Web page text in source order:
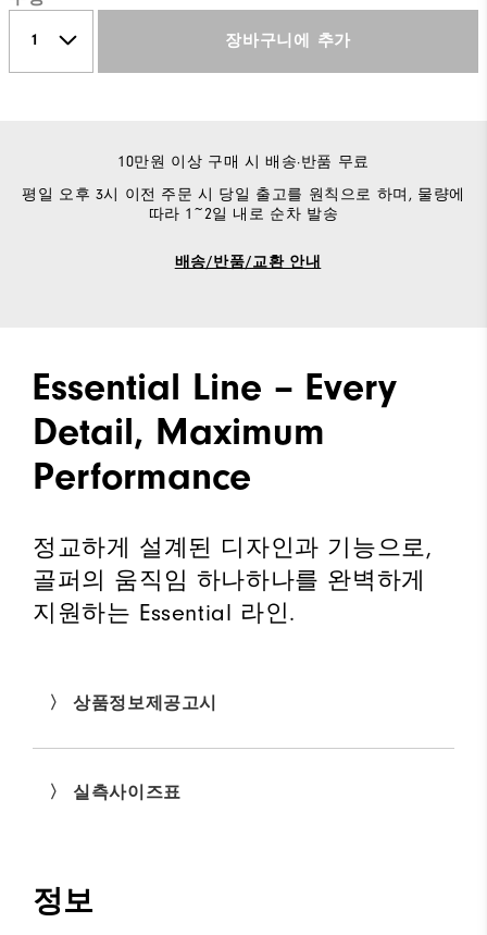
장바구니에 추가
10만원 이상 구매 시 배송·반품 무료
평일 오후 3시 이전 주문 시 당일 출고를 원칙으로 하며, 물량에
따라 1~2일 내로 순차 발송
배송/반품/교환 안내
Essential Line – Every
Detail, Maximum
Performance
정교하게 설계된 디자인과 기능으로,
골퍼의 움직임 하나하나를 완벽하게
지원하는 Essential 라인.
〉 상품정보제공고시
〉 실측사이즈표
정보